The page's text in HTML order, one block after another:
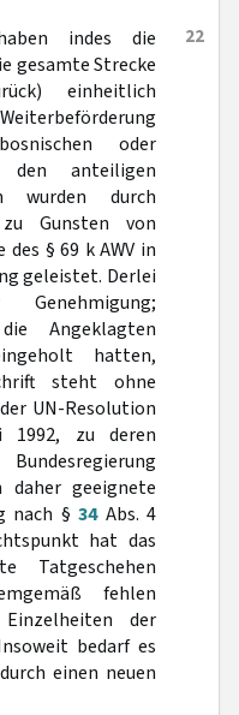
22
indes die
gesamte Strecke
einheitlich
oder
den anteiligen
wurden durch
zu Gunsten von
§ 69 k AWV in
geleistet. Derlei
Angeklagten
hatten,
steht ohne
UN-Resolution
1992, zu deren
geeignete
nach § 34Abs. 4
hat das
Tatgeschehen
fehlen
der
bedarf es
einen neuen